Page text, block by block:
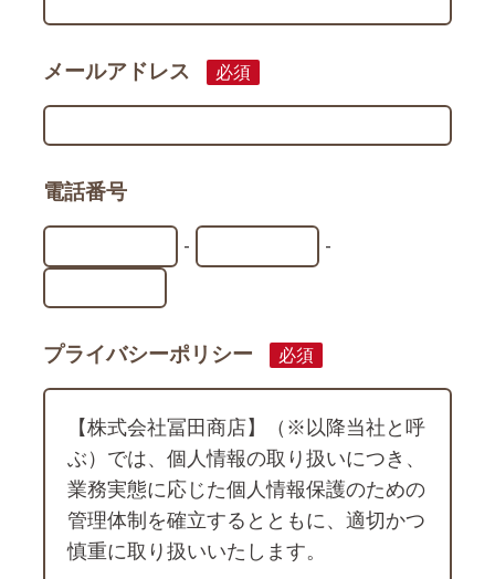
メールアドレス 必須
電話番号
- -
プライバシーポリシー 必須
【株式会社冨田商店】（※以降当社と呼
ぶ）では、個人情報の取り扱いにつき、
業務実態に応じた個人情報保護のための
管理体制を確立するとともに、適切かつ
慎重に取り扱いいたします。